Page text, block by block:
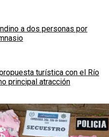
a dos personas por
turística con el Río
principal atracción